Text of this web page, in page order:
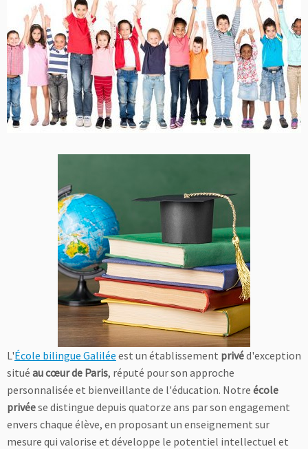
L'École bilingue Galilée est un établissement privéd'exception
situé au cœur de Paris, réputé pour son approche
personnalisée et bienveillante de l'éducation. Notre école
privéese distingue depuis quatorze ans par son engagement
envers chaque élève, en proposant un enseignement sur
mesure qui valorise et développe le potentiel intellectuel et